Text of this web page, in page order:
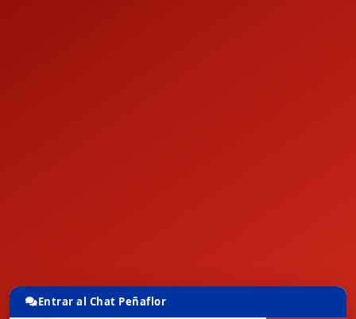
Entrar al Chat Peñaflor